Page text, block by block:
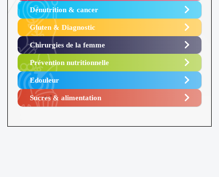
Dénutrition & cancer
Gluten & Diagnostic
Chirurgies de la femme
Prévention nutritionnelle
Edouleur​
Sucres & alimentation​